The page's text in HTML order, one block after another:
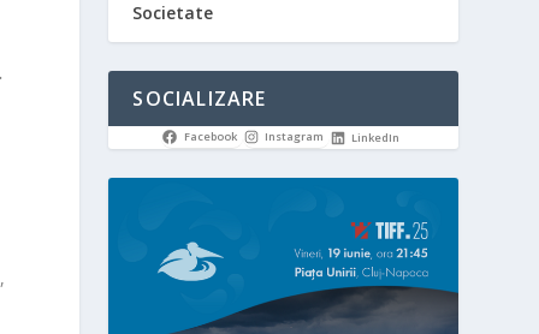
Societate
SOCIALIZARE
Facebook Instagram LinkedIn